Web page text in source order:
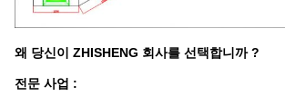
왜 당신이 ZHISHENG 회사를 선택합니까 ?
전문 사업 :